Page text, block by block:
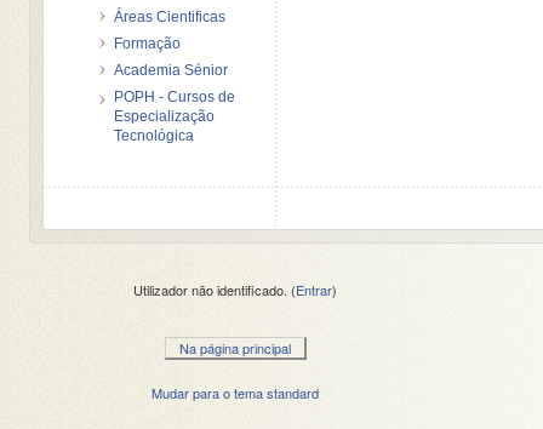
Áreas Cientificas
Formação
Academia Sénior
POPH - Cursos de
Especialização
Tecnológica
Utilizador não identificado. (Entrar)
Na página principal
Mudar para o tema standard